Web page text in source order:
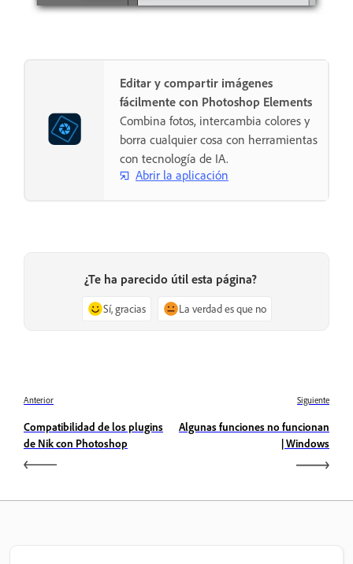
Editar y compartir imágenes
fácilmente con Photoshop Elements
Combina fotos, intercambia colores y
borra cualquier cosa con herramientas
con tecnología de IA.
Abrir la aplicación
¿Te ha parecido útil esta página?
Sí, gracias La verdad es que no
Anterior
Compatibilidad de los plugins
de Nik con Photoshop
Siguiente
Algunas funciones no funcionan
| Windows